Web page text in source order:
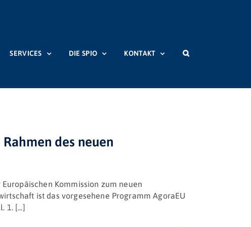
SERVICES DIE SPIO KONTAKT
des neuen
Kommission zum neuen
ist das vorgesehene Programm AgoraEU
1. [...]